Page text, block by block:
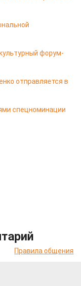
форум-
отправляется в
спецноминации
Правила общения